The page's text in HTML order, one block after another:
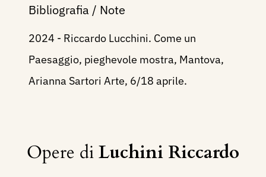
Bibliografia / Note
2024 - Riccardo Lucchini. Come un
Paesaggio, pieghevole mostra, Mantova,
Arianna Sartori Arte, 6/18 aprile.
Opere diLuchini Riccardo